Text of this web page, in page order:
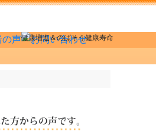
健康増進＆のばそう健康寿命